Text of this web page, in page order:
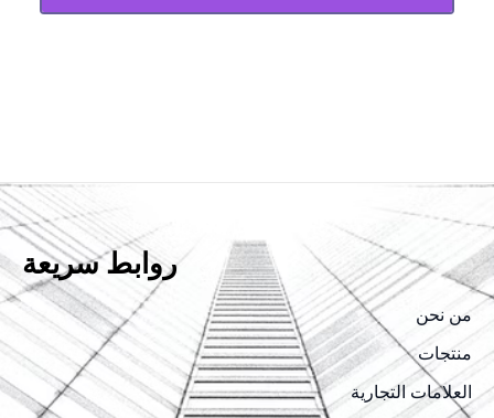
روابط سريعة
من نحن
منتجات
العلامات التجارية